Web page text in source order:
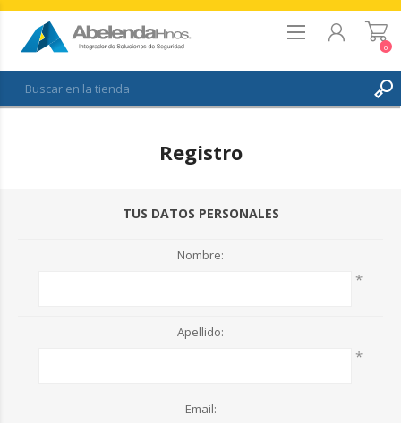
0
Registro
TUS DATOS PERSONALES
Nombre:
*
Apellido:
*
Email: